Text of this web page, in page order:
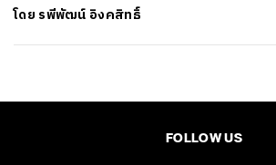
โดย รพีพัฒน์ อิงคสิทธิ์
FOLLOW US